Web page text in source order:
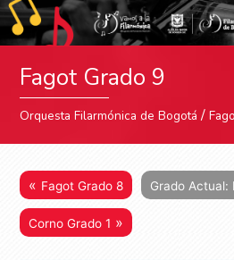
Fagot Grado 9
Orquesta Filarmónica de Bogotá /
« Fagot Grado 8 Grado Actual:
Corno Grado 1 »